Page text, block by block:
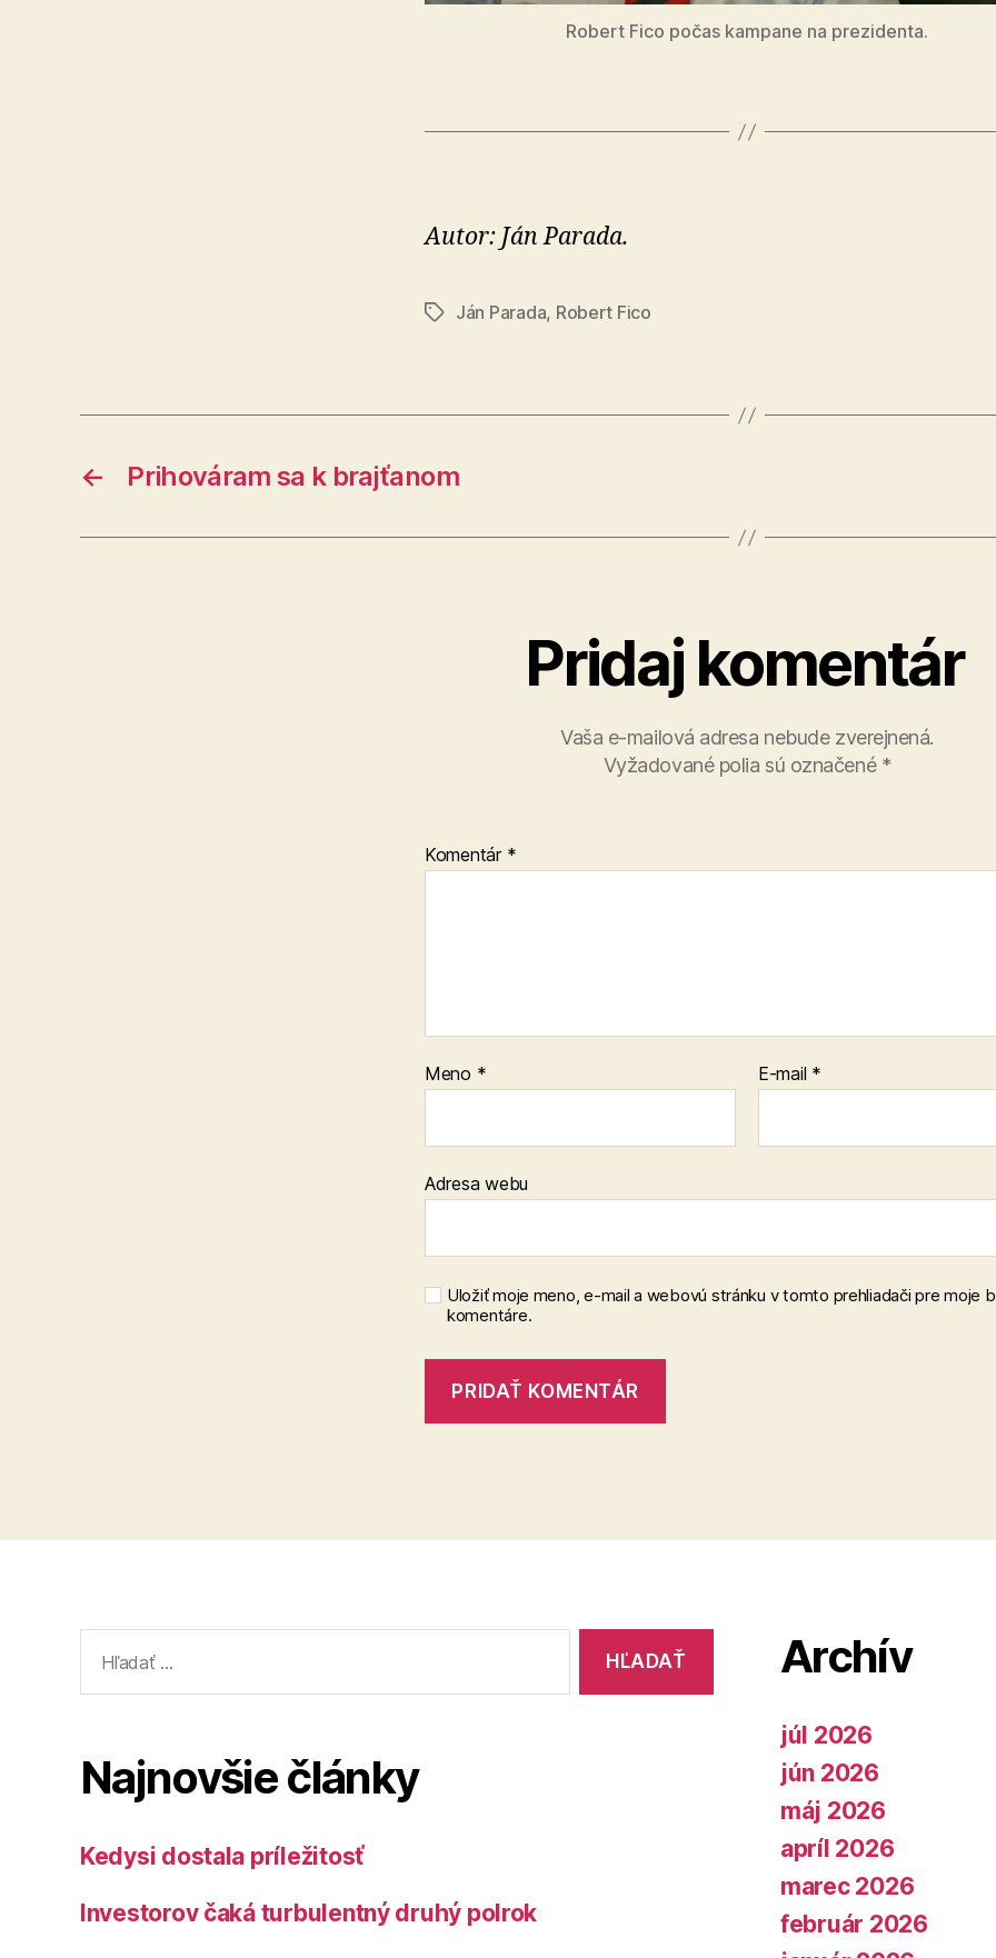
Robert Fico počas kampane na prezidenta.
Autor: Ján Parada.
ZnačkyJán Parada, Robert Fico
← Prihováram sa k brajťanom
Pridaj komentár
Vaša e-mailová adresa nebude zverejnená.
Vyžadované polia sú označené *
Komentár *
Meno * E-mail *
Adresa webu
Uložiť moje meno, e-mail a webovú stránku v tomto prehliadači pre moje
komentáre.
Najnovšie články
Kedysi dostala príležitosť
Investorov čaká turbulentný druhý polrok
Archív
júl 2026
jún 2026
máj 2026
apríl 2026
marec 2026
február 2026